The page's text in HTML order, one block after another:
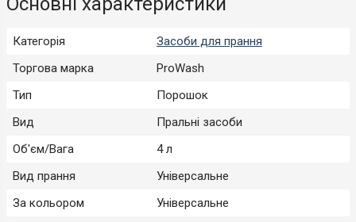
Категорія
Засоби для прання
Торгова марка
ProWash
Тип
Порошок
Вид
Пральні засоби
Об'єм/Вага
4 л
Вид прання
Універсальне
За кольором
Універсальне